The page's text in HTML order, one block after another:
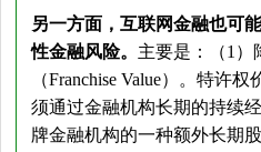
另一方面，互联网金融也可
性金融风险。 主要是：（1）
（Franchise Value）。特许
须通过金融机构长期的持续
牌金融机构的一种额外长期